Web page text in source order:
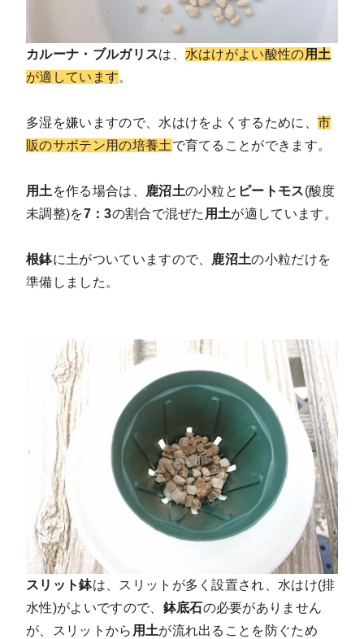
カルーナ・ブルガリスは、 水はけがよい酸性の用土
が適しています。
多湿を嫌いますので、水はけをよくするために、市
販のサボテン用の培養土 で育てることができます。
用土 を作る場合は、 鹿沼土の小粒と ピートモス(酸度
未調整)を7：3の割合で混ぜた 用土が適しています。
根鉢に土がついていますので、 鹿沼土の小粒だけを
準備しました。
スリット鉢は、スリットが多く設置され、水はけ(排
水性)がよいですので、 鉢底石の必要がありません
が、スリットから 用土が流れ出ることを防ぐため